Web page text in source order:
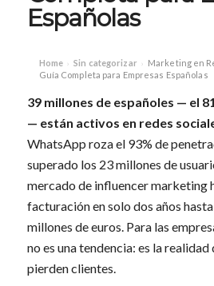
Españolas
Home › Sin categorizar › Marketing en
Guía Completa para Empresas Españolas
39 millones de españoles — el
— están activos en redes
WhatsApp roza el 93% de
superado los 23 millones de
mercado de influencer marketing
facturación en solo dos años
millones de euros. Para las
no es una tendencia: es la realidad
pierden clientes.